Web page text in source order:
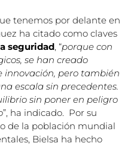
tenemos por delante en
ha citado como claves
seguridad, “porque con
se han creado
innovación, pero también
escala sin precedentes.
sin poner en peligro
”, ha indicado. Por su
de la población mundial
Bielsa ha hecho